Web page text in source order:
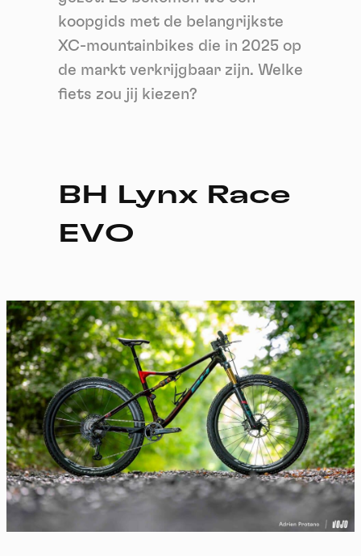
koopgids met de belangrijkste
XC-mountainbikes die in 2025 op
de markt verkrijgbaar zijn. Welke
fiets zou jij kiezen?
BH Lynx Race
EVO